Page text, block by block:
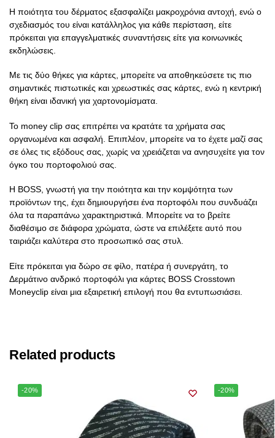
Η ποιότητα του δέρματος εξασφαλίζει μακροχρόνια αντοχή, ενώ ο
σχεδιασμός του είναι κατάλληλος για κάθε περίσταση, είτε
πρόκειται για επαγγελματικές συναντήσεις είτε για κοινωνικές
εκδηλώσεις.
Με τις δύο θήκες για κάρτες, μπορείτε να αποθηκεύσετε τις πιο
σημαντικές πιστωτικές και χρεωστικές σας κάρτες, ενώ η κεντρική
θήκη είναι ιδανική για χαρτονομίσματα.
Το money clip σας επιτρέπει να κρατάτε τα χρήματα σας
οργανωμένα και ασφαλή. Επιπλέον, μπορείτε να το έχετε μαζί σας
σε όλες τις εξόδους σας, χωρίς να χρειάζεται να ανησυχείτε για τον
όγκο του πορτοφολιού σας.
Η BOSS, γνωστή για την ποιότητα και την κομψότητα των
προϊόντων της, έχει δημιουργήσει ένα πορτοφόλι που συνδυάζει
όλα τα παραπάνω χαρακτηριστικά. Μπορείτε να το βρείτε
διαθέσιμο σε διάφορα χρώματα, ώστε να επιλέξετε αυτό που
ταιριάζει καλύτερα στο προσωπικό σας στυλ.
Είτε πρόκειται για δώρο σε φίλο, πατέρα ή συνεργάτη, το
Δερμάτινο ανδρικό πορτοφόλι για κάρτες BOSS Crosstown
Moneyclip είναι μια εξαιρετική επιλογή που θα εντυπωσιάσει.
Related products
-20% -20%